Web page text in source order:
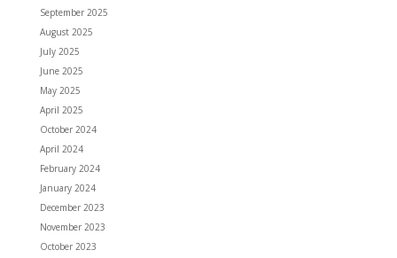
September 2025
August 2025
July 2025
June 2025
May 2025
April 2025
October 2024
April 2024
February 2024
January 2024
December 2023
November 2023
October 2023